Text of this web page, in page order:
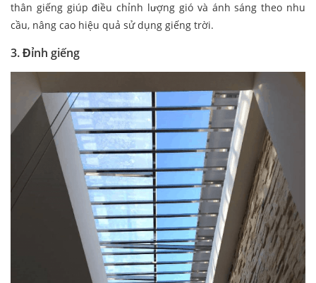
thân giếng giúp điều chỉnh lượng gió và ánh sáng theo nhu
cầu, nâng cao hiệu quả sử dụng giếng trời.
3. Đỉnh giếng